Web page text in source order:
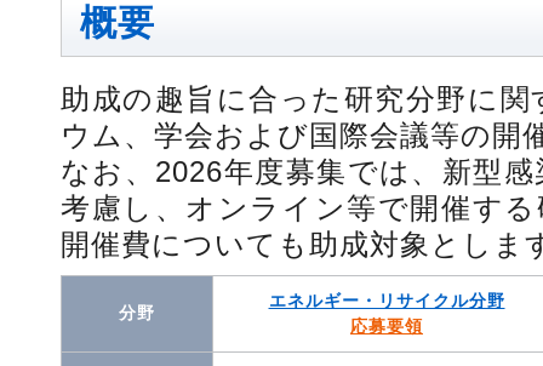
概要
助成の趣旨に合った研究分野に
ウム、学会および国際会議等の開
なお、2026年度募集では、新型
考慮し、オンライン等で開催す
開催費についても助成対象としま
分野
エネルギー・リサイクル分野
応募要領